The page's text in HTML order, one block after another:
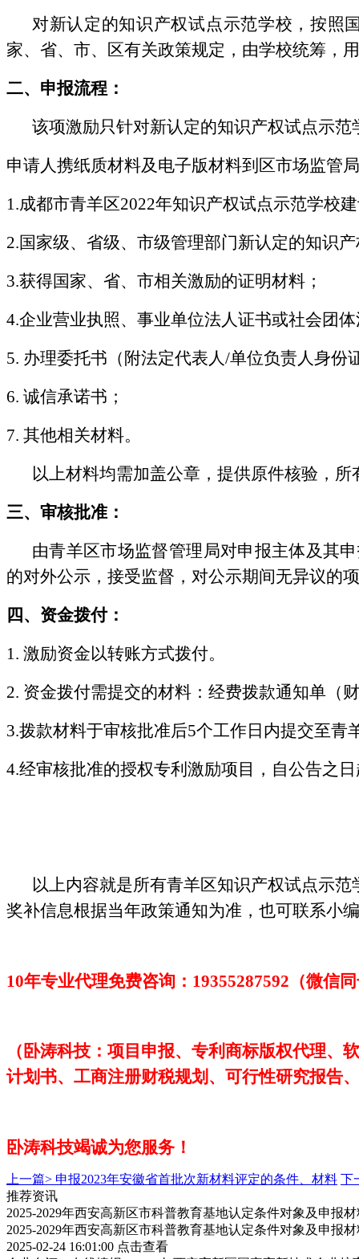
对新认定的知识产权试点示范学校，按照
家、省、市、区有关政策规定，由学校统筹，
二、 申报流程 ：
该项激励只针对新认定的知识产权试点示
申请人携纸质材料及电子版材料到区市场监管
1.成都市青羊区2022年知识产权试点示范学校
2.国家级、省级、市级管理部门新认定的知识
3.获得国家、省、市相关激励的证明材料；
4.企业营业执照、事业单位法人证书或社会团
5. 办理委托书（附法定代表人/单位负责人身份
6. 诚信承诺书；
7. 其他相关材料。
以上材料均需加盖公章，提供原件核验，
三、审核批准：
由青羊区市场监督管理局对申报主体及其
的对外公示，接受监督，对公示期间无异议的
四 、资金拨付：
1. 激励资金以转账方式拨付。
2. 资金拨付需提交的材料：经费拨款通知单（
3.拨款材料于审核批准后5个工作日内提交至青
4.经审核批准的授权专利激励项目，自公告之
以上内容就是所有青羊区知识产权试点示
奖补信息根据当年政策通知为准，也可联系小
10年专业代理免费咨询：19355287592 （微信
（卧涛科技：项目申报、专利商标版权代理
计划书、工商注册财税规划、可行性研究报告
卧涛科技竭诚为您服务！
上一篇> 申报2023年安徽省首批次新材料评定的条件、材料 下
推荐资讯
2025-2029年西安高新区市科普教育基地认定条件对象及申报
2025-2029年西安高新区市科普教育基地认定条件对象及申报
2025-02-24 16:01:00 点击查看